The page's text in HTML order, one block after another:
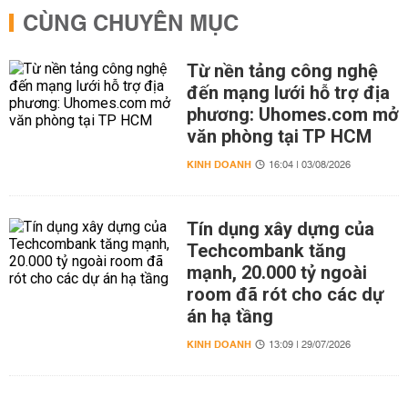
CÙNG CHUYÊN MỤC
Từ nền tảng công nghệ
đến mạng lưới hỗ trợ địa
phương: Uhomes.com mở
văn phòng tại TP HCM
KINH DOANH 16:04 | 03/08/2026
Tín dụng xây dựng của
Techcombank tăng
mạnh, 20.000 tỷ ngoài
room đã rót cho các dự
án hạ tầng
KINH DOANH 13:09 | 29/07/2026